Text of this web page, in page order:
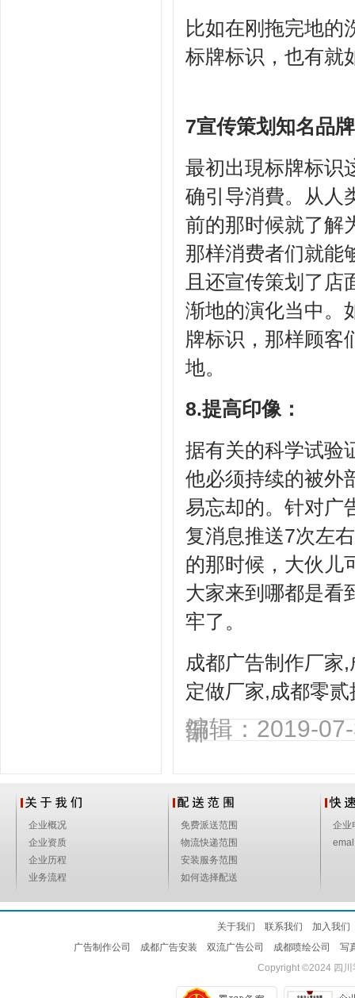
比如在刚拖完地的
标牌标识，也有就
7宣传策划知名品
最初出現标牌标识
确引导消費。从人
前的那时候就了解
那样消费者们就能
且还宣传策划了
渐地的演化当中。
牌标识，那样顾客
地。
8.提高印像：
据有关的科学试验
他必须持续的被外
易忘却的。针对广
复消息推送7次左
的那时候，大伙儿
大家来到哪都是看
牢了。
成都广告制作厂家
定做厂家,成都零
编辑：2019-
部
企业概况
企业资质
企业历程
业务流程
免费派送范围
物流快递范围
安装服务范围
如何选择配送
企业
关于我们 联系我们
加入我们
广告制作公司
成都广告安装 双流广告公司 成都喷绘公司
写
Copyright ©2024 四